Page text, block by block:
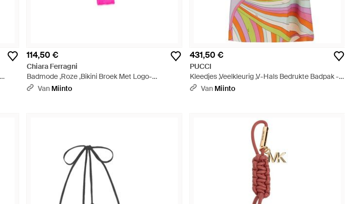
114,50 €
Chiara Ferragni
Badmode ,Roze ,Bikini Broek Met Logo-
Embleem - Paars
Van Miinto
431,50 €
PUCCI
Kleedjes ,Veelkleurig ,V-Hals Bedrukte Badpak -
Oranje
Van Miinto